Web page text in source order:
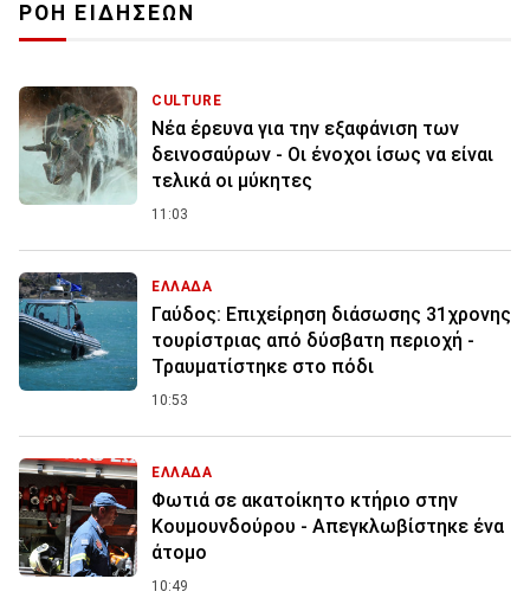
ΡΟΗ ΕΙΔΗΣΕΩΝ
CULTURE
Νέα έρευνα για την εξαφάνιση των
δεινοσαύρων - Οι ένοχοι ίσως να είναι
τελικά οι μύκητες
11:03
ΕΛΛΑΔΑ
Γαύδος: Επιχείρηση διάσωσης 31χρονης
τουρίστριας από δύσβατη περιοχή -
Τραυματίστηκε στο πόδι
10:53
ΕΛΛΑΔΑ
Φωτιά σε ακατοίκητο κτήριο στην
Κουμουνδούρου - Απεγκλωβίστηκε ένα
άτομο
10:49